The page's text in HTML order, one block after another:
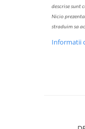
descrise sunt
Nicio
straduim sa
Informatii